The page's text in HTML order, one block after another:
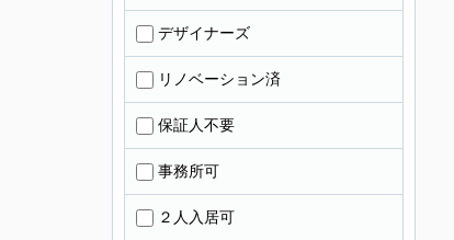
デザイナーズ
リノベーション済
保証人不要
事務所可
２人入居可